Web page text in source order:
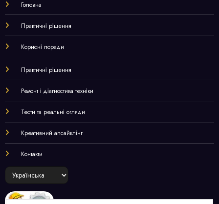
Головна
Практичні рішення
Корисні поради
Практичні рішення
Ремонт і діагностика техніки
Тести та реальні огляди
Креативний апсайклінг
Контакти
Choose
a